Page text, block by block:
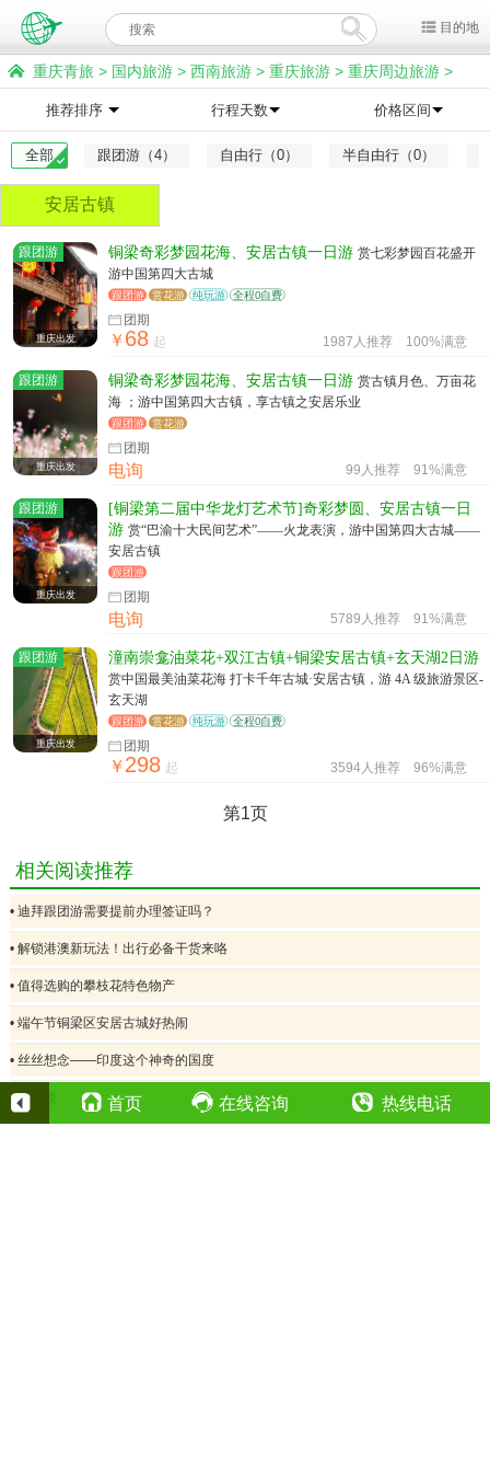
目的地
重庆青旅 > 国内旅游 > 西南旅游 > 重庆旅游 > 重庆周边旅游 >
铜梁旅游
推荐排序 行程天数 价格区间
全部 跟团游（4） 自由行（0） 半自由行（0）
安居古镇
跟团游
重庆出发
铜梁奇彩梦园花海、安居古镇一日游 赏七彩梦园百花盛开
游中国第四大古城
跟团游 赏花游 纯玩游 全程0自费
团期
￥68 起 1987人推荐 100%满意
跟团游
重庆出发
铜梁奇彩梦园花海、安居古镇一日游 赏古镇月色、万亩花
海 ；游中国第四大古镇，享古镇之安居乐业
跟团游 赏花游
团期
电询 99人推荐 91%满意
跟团游
重庆出发
[铜梁第二届中华龙灯艺术节]奇彩梦圆、安居古镇一日
游 赏“巴渝十大民间艺术”——火龙表演，游中国第四大古城——
安居古镇
跟团游
团期
电询 5789人推荐 91%满意
跟团游
重庆出发
潼南崇龛油菜花+双江古镇+铜梁安居古镇+玄天湖2日游
赏中国最美油菜花海 打卡千年古城·安居古镇，游 4A 级旅游景区-
玄天湖
跟团游 赏花游 纯玩游 全程0自费
团期
￥298 起 3594人推荐 96%满意
第1页
相关阅读推荐
• 迪拜跟团游需要提前办理签证吗？
• 解锁港澳新玩法！出行必备干货来咯
• 值得选购的攀枝花特色物产
• 端午节铜梁区安居古城好热闹
• 丝丝想念——印度这个神奇的国度
• 泰姬陵 首页 在线咨询 热线电话